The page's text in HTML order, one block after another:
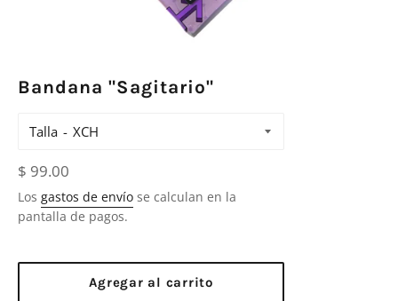
Bandana "Sagitario"
Talla
Precio
habitual
$ 99.00
Los gastos de envío se calculan en la
pantalla de pagos.
Agregar al carrito